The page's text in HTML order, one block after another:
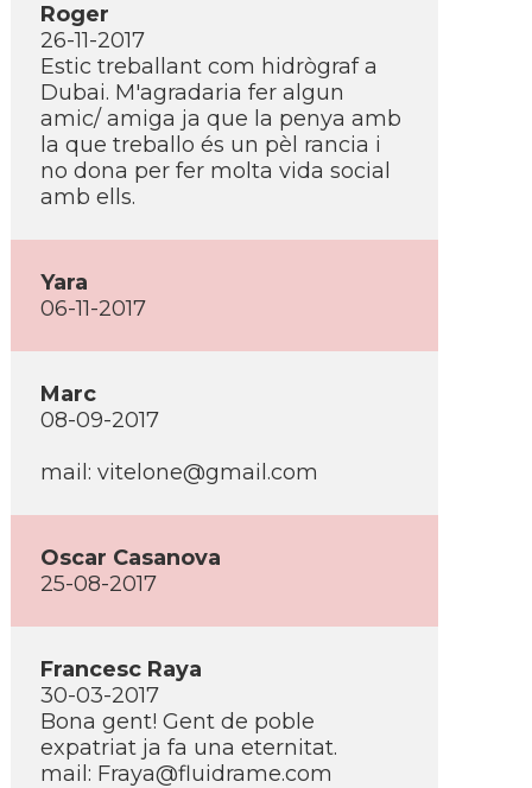
Roger
26-11-2017
Estic treballant com hidrògraf a
Dubai. M'agradaria fer algun
amic/ amiga ja que la penya amb
la que treballo és un pèl rancia i
no dona per fer molta vida social
amb ells.
Yara
06-11-2017
Marc
08-09-2017
mail: vitelone@gmail.com
Oscar Casanova
25-08-2017
Francesc Raya
30-03-2017
Bona gent! Gent de poble
expatriat ja fa una eternitat.
mail: Fraya@fluidrame.com